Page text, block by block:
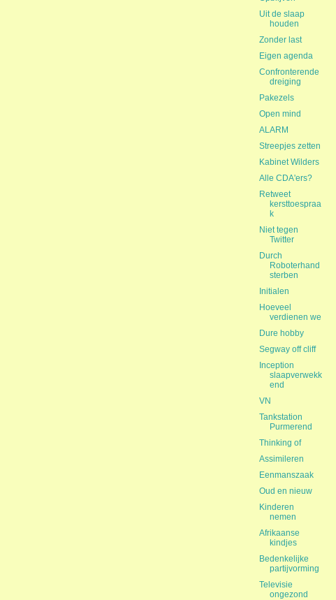
Uit de slaap
houden
Zonder last
Eigen agenda
Confronterende
dreiging
Pakezels
Open mind
ALARM
Streepjes zetten
Kabinet Wilders
Alle CDA'ers?
Retweet
kersttoespraa
k
Niet tegen
Twitter
Durch
Roboterhand
sterben
Initialen
Hoeveel
verdienen we
Dure hobby
Segway off cliff
Inception
slaapverwekk
end
VN
Tankstation
Purmerend
Thinking of
Assimileren
Eenmanszaak
Oud en nieuw
Kinderen
nemen
Afrikaanse
kindjes
Bedenkelijke
partijvorming
Televisie
ongezond